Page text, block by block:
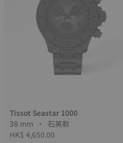
Tissot Seastar 1000
38 mm • 石英款
HK$ 4,650.00